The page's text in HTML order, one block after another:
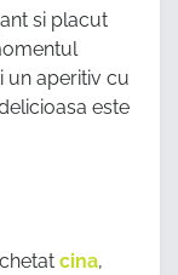
si placut
un aperitiv cu
este
cina,